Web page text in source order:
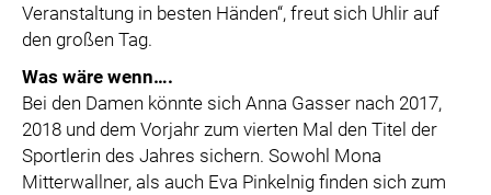
Veranstaltung in besten Händen“, freut sich Uhlir auf
den großen Tag.
Was wäre wenn….
Bei den Damen könnte sich Anna Gasser nach 2017,
2018 und dem Vorjahr zum vierten Mal den Titel der
Sportlerin des Jahres sichern. Sowohl Mona
Mitterwallner, als auch Eva Pinkelnig finden sich zum